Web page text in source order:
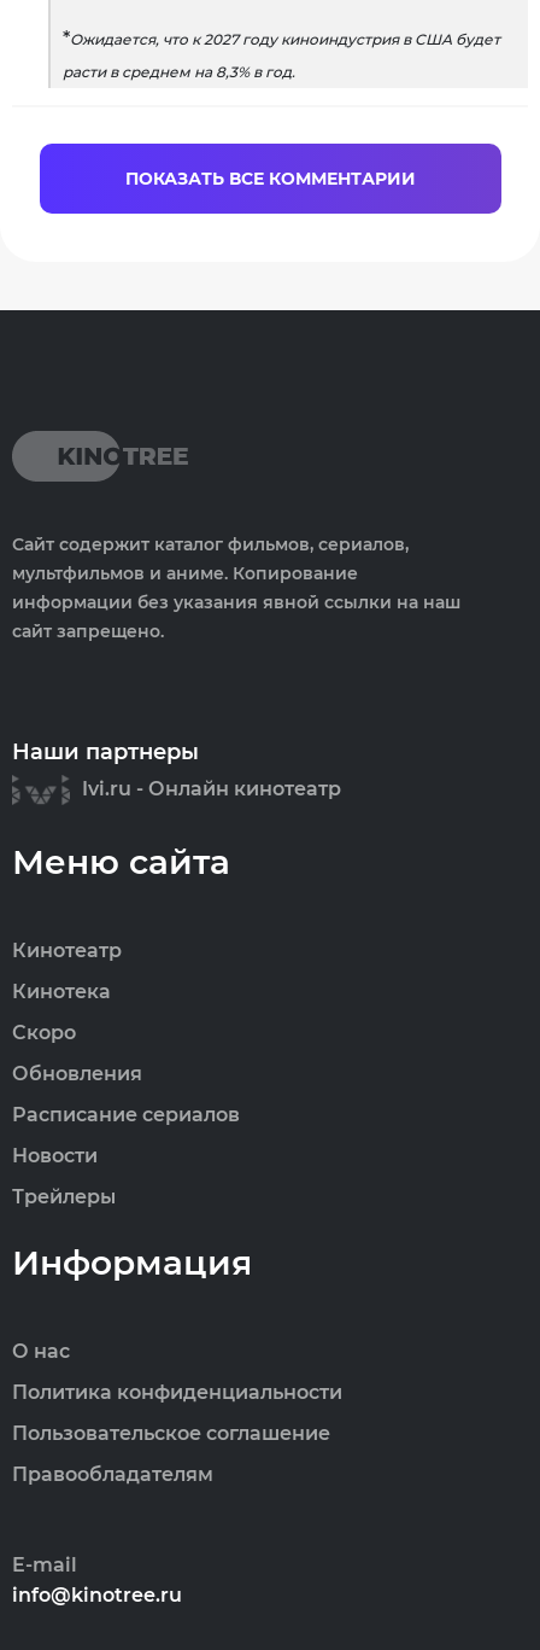
*Ожидается, что к 2027 году киноиндустрия в США будет
расти в среднем на 8,3% в год.
ПОКАЗАТЬ ВСЕ КОММЕНТАРИИ
Сайт содержит каталог фильмов, сериалов,
мультфильмов и аниме. Копирование
информации без указания явной ссылки на наш
сайт запрещено.
Наши партнеры
Ivi.ru - Онлайн кинотеатр
Меню сайта
Кинотеатр
Кинотека
Скоро
Обновления
Расписание сериалов
Новости
Трейлеры
Информация
О нас
Политика конфиденциальности
Пользовательское соглашение
Правообладателям
E-mail
info@kinotree.ru